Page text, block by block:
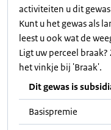
activiteiten u dit
Kunt u het gewas als
leest u ook wat de
Ligt uw perceel
het vinkje bij 'Braak'.
Dit gewas is
Basispremie